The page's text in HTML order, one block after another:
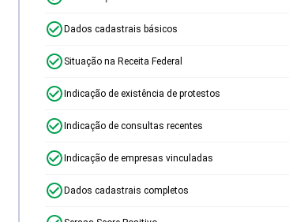
Dados cadastrais básicos
Situação na Receita Federal
Indicação de existência de protestos
Indicação de consultas recentes
Indicação de empresas vinculadas
Dados cadastrais completos